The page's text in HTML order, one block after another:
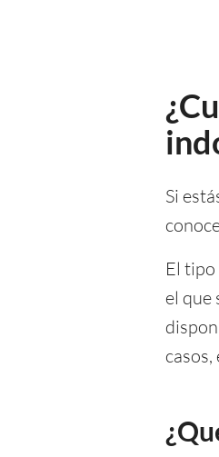
Si
El
el que